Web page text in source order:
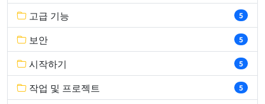
고급 기능 5
보안 5
시작하기 5
작업 및 프로젝트 5